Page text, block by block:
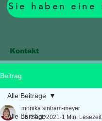
Kontakt
Beitrag
Alle Beiträge
Alle Beiträge
monika sintram-meyer
15. Sept. 2021 1 Min. Lesezeit